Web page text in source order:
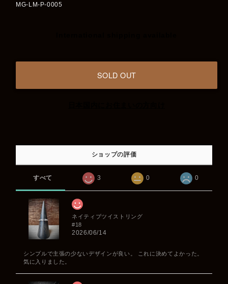
MG-LM-P-0005
SOLD OUT
ショップの評価
すべて 3 0 0
ネイティブツイストリング
#18
2026/06/14
シンプルで主張の少ないデザインが良い。 これに決めてよかった。
気に入りました。